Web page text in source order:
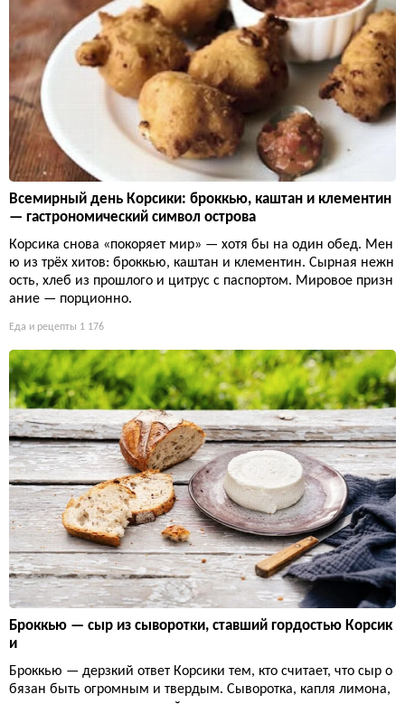
Всемирный день Корсики: броккью, каштан и клементин
— гастрономический символ острова
Корсика снова «покоряет мир» — хотя бы на один обед. Мен
ю из трёх хитов: броккью, каштан и клементин. Сырная нежн
ость, хлеб из прошлого и цитрус с паспортом. Мировое призн
ание — порционно.
Еда и рецепты 1 176
Броккью — сыр из сыворотки, ставший гордостью Корсик
и
Броккью — дерзкий ответ Корсики тем, кто считает, что сыр о
бязан быть огромным и твердым. Сыворотка, капля лимона,